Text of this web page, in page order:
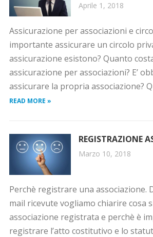
Aprile 1, 2018
Assicurazione per associazioni e
importante assicurare un circolo
assicurazione esistono? Quanto
assicurazione per associazioni? E’
assicurare la propria associazione?
READ MORE »
REGISTRAZIONE
Marzo 10, 2018
Perchè registrare una associazione.
mail ricevute vogliamo chiarire cosa
associazione registrata e perchè è
registrare l’atto costitutivo e lo